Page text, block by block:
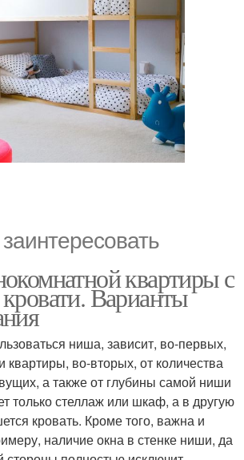
квартиры с
Варианты
ниша, зависит, во-первых,
во-вторых, от количества
а также от глубины самой ниши
только стеллаж или шкаф, а в другую
кровать. Кроме того, важна и
наличие окна в стенке ниши, да